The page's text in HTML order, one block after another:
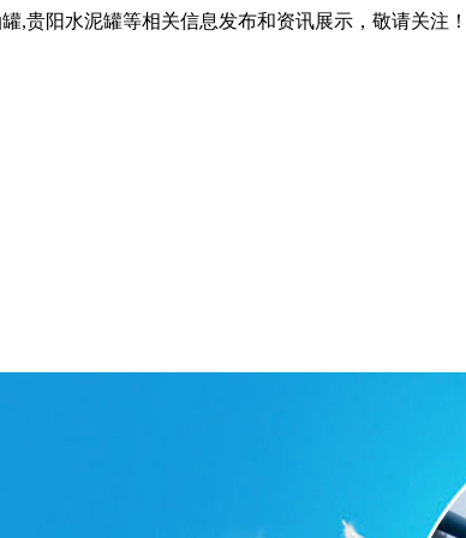
,贵阳水泥罐等相关信息发布和资讯展示，敬请关注